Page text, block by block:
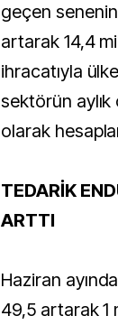
geçen
artarak 14,4
ihracatıyla
sektörün
olarak
TEDARİK
ARTTI
Haziran
49,5 artarak 1